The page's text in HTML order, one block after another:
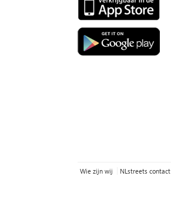
Wie zijn wij NLstreets contact